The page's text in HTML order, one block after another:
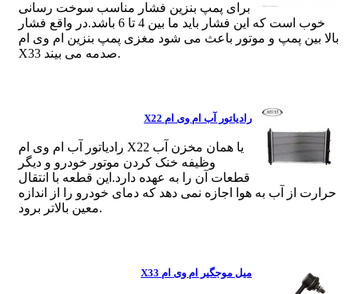
برای پمپ بنزین فشار مناسب سوخت رسانی
خوب است که این فشار باید ما بین 4 تا 6 باشد.در واقع فشار
بالا بین پمپ و موتور باعث می شود مغزی پمپ بنزین ام وی ام
X33 صدمه می بیند.
رادیاتور آب ام وی ام X22
رادیاتور آب ام وی ام X22 یا همان مخزن آب
وظیفه خنک کردن موتور خودرو و دیگر
قطعات آن را به عهده دارد.این قطعه با انتقال
حرارت از آب به هوا اجازه نمی دهد که دمای خودرو را از اندازه
معین بالاتر برود.
میل موجگیر ام وی ام X33